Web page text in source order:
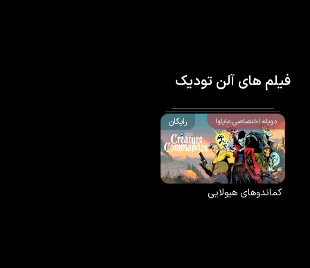
فیلم های آلن تودیک
دوبله اختصاصی مایاوا رایگان
کماندوهای هیولایی